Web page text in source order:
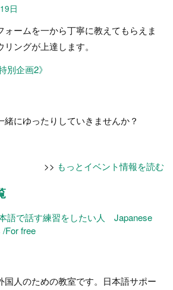
日
ォームを一から丁寧に教えてもらえま
ングが上達します。
別企画2》
緒にゆったりしていきませんか？
>> もっとイベント情報を読む
本語で話す練習をしたい人 Japanese
For free
国人のための教室です。日本語サポー